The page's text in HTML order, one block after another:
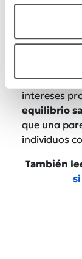
5. Espacio
permitirse
Fomentar
intereses
equilibrio
que una
individuos
También